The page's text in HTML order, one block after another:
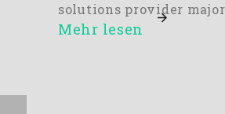
solutions provider
Mehr lesen